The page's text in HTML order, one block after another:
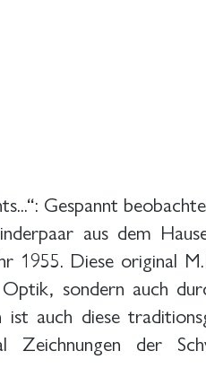
Gespannt
aus dem
1955. Diese original
sondern auch
ist auch diese
Zeichnungen der